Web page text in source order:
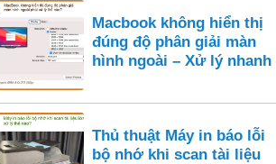
Macbook không hiển thị
đúng độ phân giải màn
hình ngoài – Xử lý nhanh
Thủ thuật Máy in báo lỗi
bộ nhớ khi scan tài liệu